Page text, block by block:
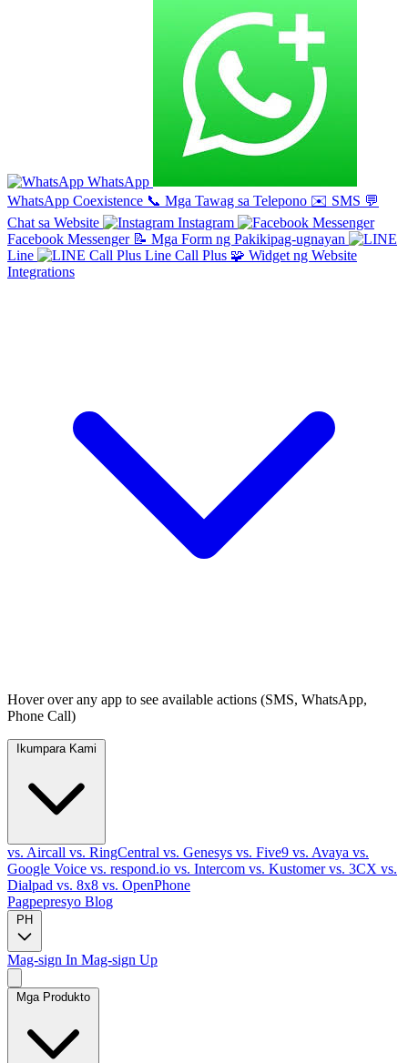
WhatsApp
WhatsApp Coexistence 📞 Mga Tawag sa Telepono ✉️ SMS 💬
Chat sa Website
Instagram
Facebook Messenger 📝 Mga Form ng Pakikipag-ugnayan
Line
Line Call Plus 🧩 Widget ng Website
Integrations
Hover over any app to see available actions (SMS, WhatsApp,
Phone Call)
vs. Aircall vs. RingCentral vs. Genesys vs. Five9 vs. Avaya vs.
Google Voice vs. respond.io vs. Intercom vs. Kustomervs. 3CX vs.
Dialpad vs. 8x8 vs. OpenPhone
Pagpepresyo Blog
PH
Mag-sign In Mag-sign Up
Mga Produkto